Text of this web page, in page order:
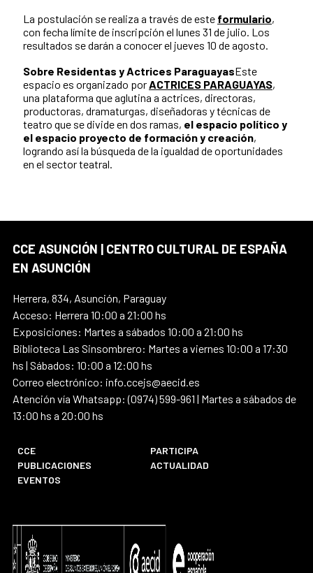
La postulación se realiza a través de este formulario,
con fecha límite de inscripción el lunes 31 de julio. Los
resultados se darán a conocer el jueves 10 de agosto.
Sobre Residentas y Actrices ParaguayasEste
espacio es organizado porACTRICES PARAGUAYAS,
una plataforma que aglutina a actrices, directoras,
productoras, dramaturgas, diseñadoras y técnicas de
teatro que se divide en dos ramas, el espacio político y
el espacio proyecto de formación y creación,
logrando así la búsqueda de la igualdad de oportunidades
en el sector teatral.
CCE ASUNCIÓN | CENTRO CULTURAL DE ESPAÑA
EN ASUNCIÓN
Herrera, 834, Asunción, Paraguay
Acceso: Herrera 10:00 a 21:00 hs
Exposiciones: Martes a sábados 10:00 a 21:00 hs
Biblioteca Las Sinsombrero: Martes a viernes 10:00 a 17:30
hs | Sábados: 10:00 a 12:00 hs
Correo electrónico: info.ccejs@aecid.es
Atención vía Whatsapp: (0974) 599-961 | Martes a sábados de
13:00 hs a 20:00 hs
CCE
PARTICIPA
PUBLICACIONES
ACTUALIDAD
EVENTOS